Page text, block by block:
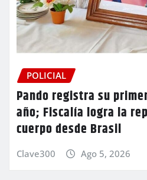
POLICIAL
Pando registra su
año; Fiscalía logra la
cuerpo desde Brasil
Clave300 Ago 5, 2026